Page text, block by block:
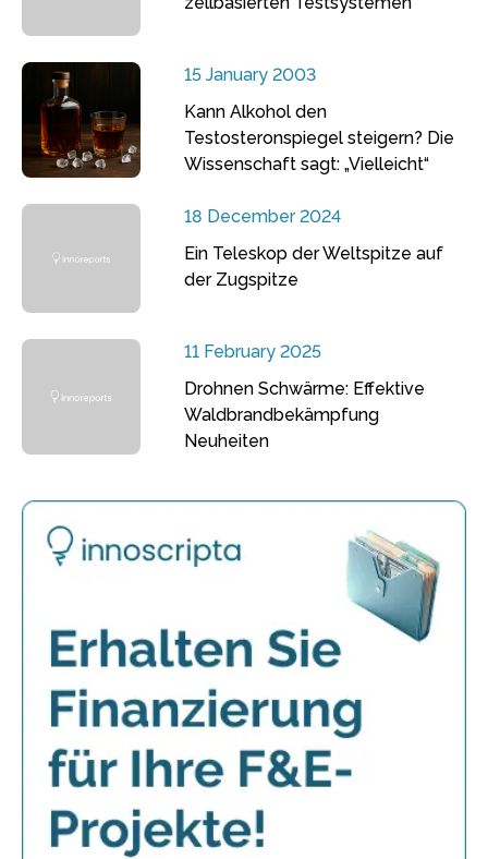
15 January 2003
Kann Alkohol den
Testosteronspiegel steigern? Die
Wissenschaft sagt: „Vielleicht“
18 December 2024
Ein Teleskop der Weltspitze auf
der Zugspitze
11 February 2025
Drohnen Schwärme: Effektive
Waldbrandbekämpfung
Neuheiten